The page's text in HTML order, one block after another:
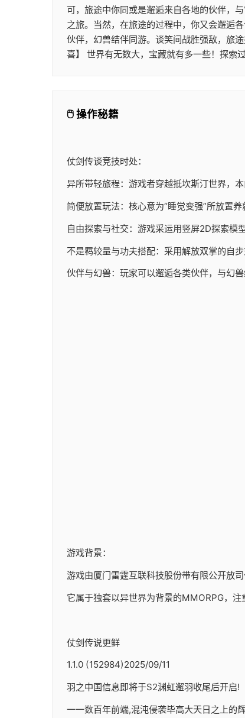
可，旅途中你同或是邂逅来自各地的伙伴，
之旅。当然，在旅途的过程中，你又会邂逅
伙伴，幻兽结伴同游。谈笑间战胜强敌，旅
喜】 世界有无数大，宝藏就有多一些！探索
🖱️ 操作秘籍
仗剑传谈竞技时处：
异所带轻旅程：游戏者穿越抵坎斯汀世界，本
简便放置玩法：核心意为“睡觉变强”所放置
自由探索与社交：游戏采运用竖屏2D探索模
不是羁较量与功夫搭配：采用解放双掌的自
伙伴与幻兽：玩家可以邂逅各类伙伴，与幻
游戏背景：
游戏由厦门雷霆互联科技股份带有限公开放
它属于独套以异世界为背景的MMORPG，注
仗剑传说更鲜
1.1.0 (152984)2025/09/11
羽之中国信息即将于S2渊虹邂羽收尾后开启!
一一数百年前端,混沌侵袭毕高大天日之上的辉